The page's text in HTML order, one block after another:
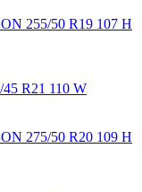
255/50 R19 107 H
R21 110 W
275/50 R20 109 H